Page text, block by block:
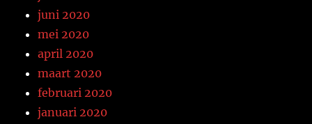
juni 2020
mei 2020
april 2020
maart 2020
februari 2020
januari 2020